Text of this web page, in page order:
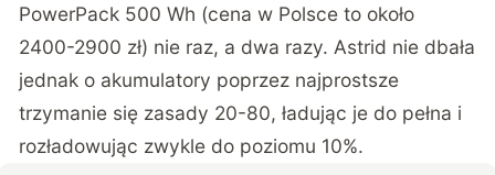
PowerPack 500 Wh (cena w Polsce to około
2400-2900 zł) nie raz, a dwa razy. Astrid nie dbała
jednak o akumulatory poprzez najprostsze
trzymanie się zasady 20-80, ładując je do pełna i
rozładowując zwykle do poziomu 10%.